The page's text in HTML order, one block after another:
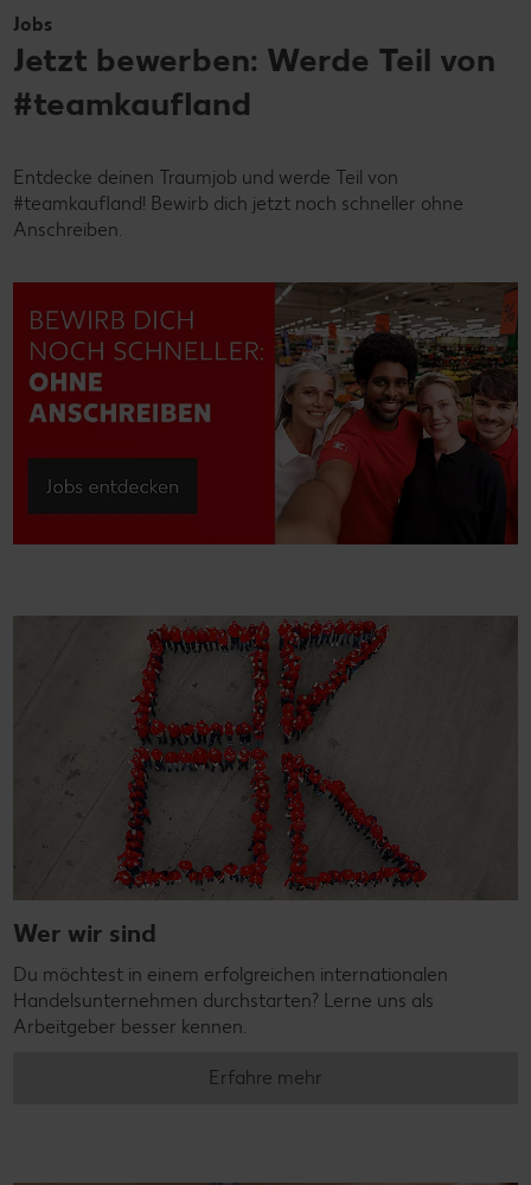
Jobs
Jetzt bewerben: Werde Teil von
#teamkaufland
Entdecke deinen Traumjob und werde Teil von
#teamkaufland! Bewirb dich jetzt noch schneller ohne
Anschreiben.
Wer wir sind
Du möchtest in einem erfolgreichen internationalen
Handelsunternehmen durchstarten? Lerne uns als
Arbeitgeber besser kennen.
Erfahre mehr